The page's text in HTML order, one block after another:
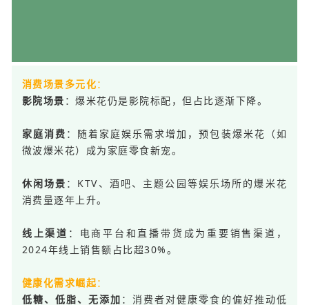
消费场景多元化：
影院场景 ：爆米花仍是影院标配，但占比逐渐下降。
家庭消费 ：随着家庭娱乐需求增加，预包装爆米花（如
微波爆米花）成为家庭零食新宠。
休闲场景 ：KTV、酒吧、主题公园等娱乐场所的爆米花
消费量逐年上升。
线上渠道 ：电商平台和直播带货成为重要销售渠道，
2024年线上销售额占比超30%。
健康化需求崛起：
低糖、低脂、无添加 ：消费者对健康零食的偏好推动低